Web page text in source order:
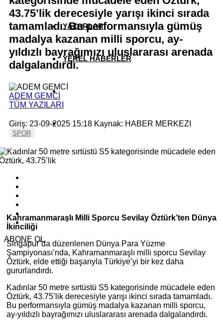
YAZARLAR
YEREL HABERLER
43.75’lik derecesiyle yarışı ikinci sırada
tamamladı. Bu performansıyla gümüş
madalya kazanan milli sporcu, ay-
yıldızlı bayrağımızı uluslararası arenada
dalgalandırdı.
ADEM GEMCİ
TÜM YAZILARI
Giriş: 23-09-2025 15:18 Kaynak: HABER MERKEZI
SPOR
ABONE OL
Kahramanmaraşlı Milli Sporcu Sevilay Öztürk’ten Dünya
İkinciliği
Singapur’da düzenlenen Dünya Para Yüzme
Şampiyonası’nda, Kahramanmaraşlı milli sporcu Sevilay
Öztürk, elde ettiği başarıyla Türkiye’yi bir kez daha
gururlandırdı.
Kadınlar 50 metre sırtüstü S5 kategorisinde mücadele eden
Öztürk, 43.75’lik derecesiyle yarışı ikinci sırada tamamladı.
Bu performansıyla gümüş madalya kazanan milli sporcu,
ay-yıldızlı bayrağımızı uluslararası arenada dalgalandırdı.